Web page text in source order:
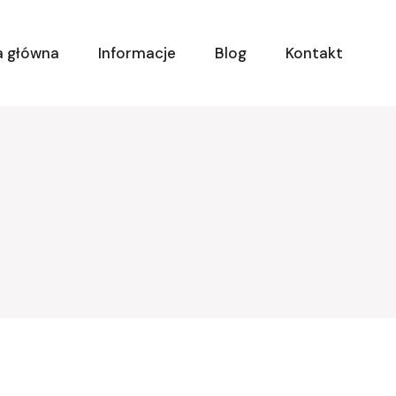
Informacje Blog Kontakt